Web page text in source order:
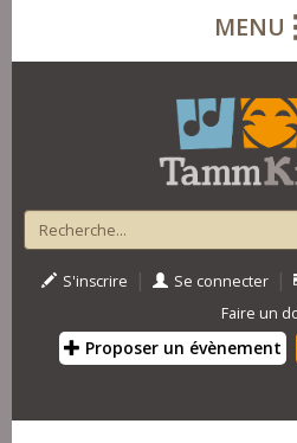
MENU
S'inscrire | Se connecter |
Faire un
Proposer un évènement